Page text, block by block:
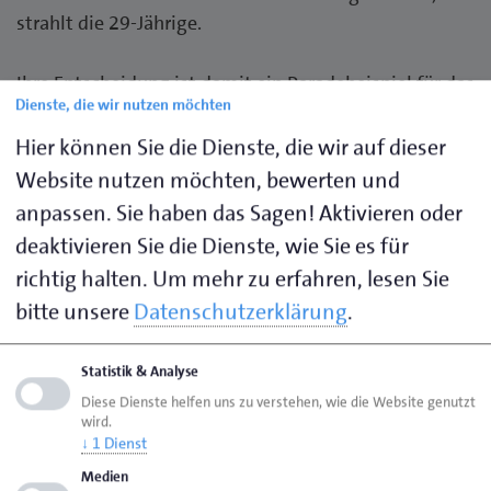
strahlt die 29-Jährige.
Ihre Entscheidung ist damit ein Paradebeispiel für das
diesjährige Motto des Tags des Handwerks, der
bundesweit am 20. September gefeiert wird.
„Handwerk tut gut – nicht nur der Gesellschaft,
sondern jedem Einzelnen, der einen Handwerksberuf
ausübt. Wer in seinem Job Sinnhaftigkeit und
Wertschätzung findet, fühlt sich wohl und ist
zufrieden. Und das ist vor allem auch für die junge
Generation ein wichtiger Faktor bei der Suche nach
einem zukünftigen Beruf“, weiß Eckhard Stein,
Präsident der Handwerkskammer Oldenburg. Er ist
beeindruckt von Freyas Mut, nach dem Studium mit
einer handwerklichen Ausbildung zu beginnen. „Ich
bewundere sehr, wenn jemand dem Weg folgt, der
Dienste, die wir nutzen möchten
Hier können Sie die Dienste, die wir auf dieser
Website nutzen möchten, bewerten und
anpassen. Sie haben das Sagen! Aktivieren oder
deaktivieren Sie die Dienste, wie Sie es für
richtig halten. Um mehr zu erfahren, lesen Sie
bitte unsereDatenschutzerklärung.
Statistik & Analyse
Diese Dienste helfen uns zu verstehen, wie die Website genutzt
wird.
↓ 1 Dienst
Medien